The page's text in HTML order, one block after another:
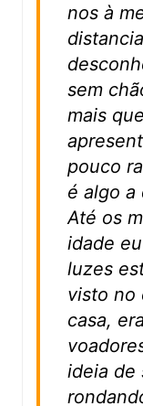
nos à
sem
mais
pouco
é algo a
Até os
idade
luzes
visto no
casa,
ideia de